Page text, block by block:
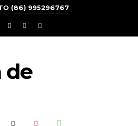
(86) 995296767
de